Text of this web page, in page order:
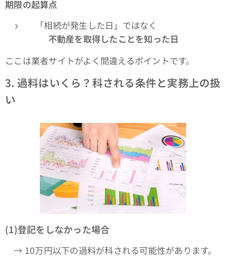
期限の起算点
「相続が発生した日」ではなく
不動産を取得したことを知った日
ここは業者サイトがよく間違えるポイントです。
3. 過料はいくら？科される条件と実務上の扱
い
(1)登記をしなかった場合
→ 10万円以下の過料が科される可能性があります。